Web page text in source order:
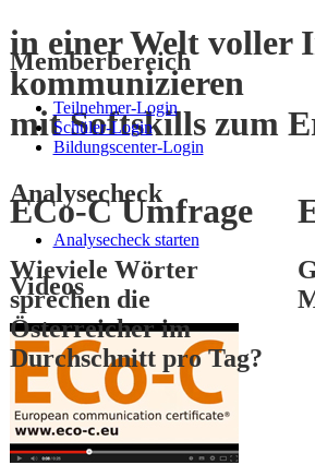
in einer Welt voller
kommunizieren
mitSoftskillszum
ECo-C Umfrage
Wieviele Wörter
sprechen die
Österreicher im
Durchschnitt pro Tag?
3
Memberbereich
Teilnehmer-Login
Schüler-Login
Bildungscenter-Login
Analysecheck
Analysecheck starten
Videos